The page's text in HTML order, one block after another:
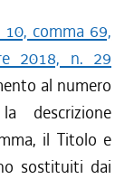
comma 69,
2018, n. 29
al numero
descrizione
il Titolo e
sostituiti dai